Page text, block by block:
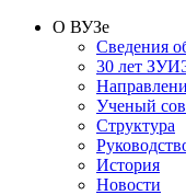
О ВУЗе
Сведения
30 лет
Ученый
Структура
История
Новости